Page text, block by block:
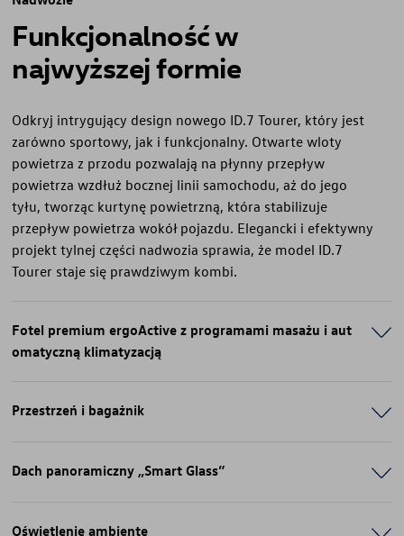
Funkcjonalność w
najwyższej formie
Odkryj intrygujący design nowego ID.7 Tourer, który jest
zarówno sportowy, jak i funkcjonalny. Otwarte wloty
powietrza z przodu pozwalają na płynny przepływ
powietrza wzdłuż bocznej linii samochodu, aż do jego
tyłu, tworząc kurtynę powietrzną, która stabilizuje
przepływ powietrza wokół pojazdu. Elegancki i efektywny
projekt tylnej części nadwozia sprawia, że model ID.7
Tourer staje się prawdziwym kombi.
Fotel premium ergoActive z programami masażu i aut
omatyczną klimatyzacją
Przestrzeń i bagażnik
Dach panoramiczny „Smart Glass”
Oświetlenie ambiente